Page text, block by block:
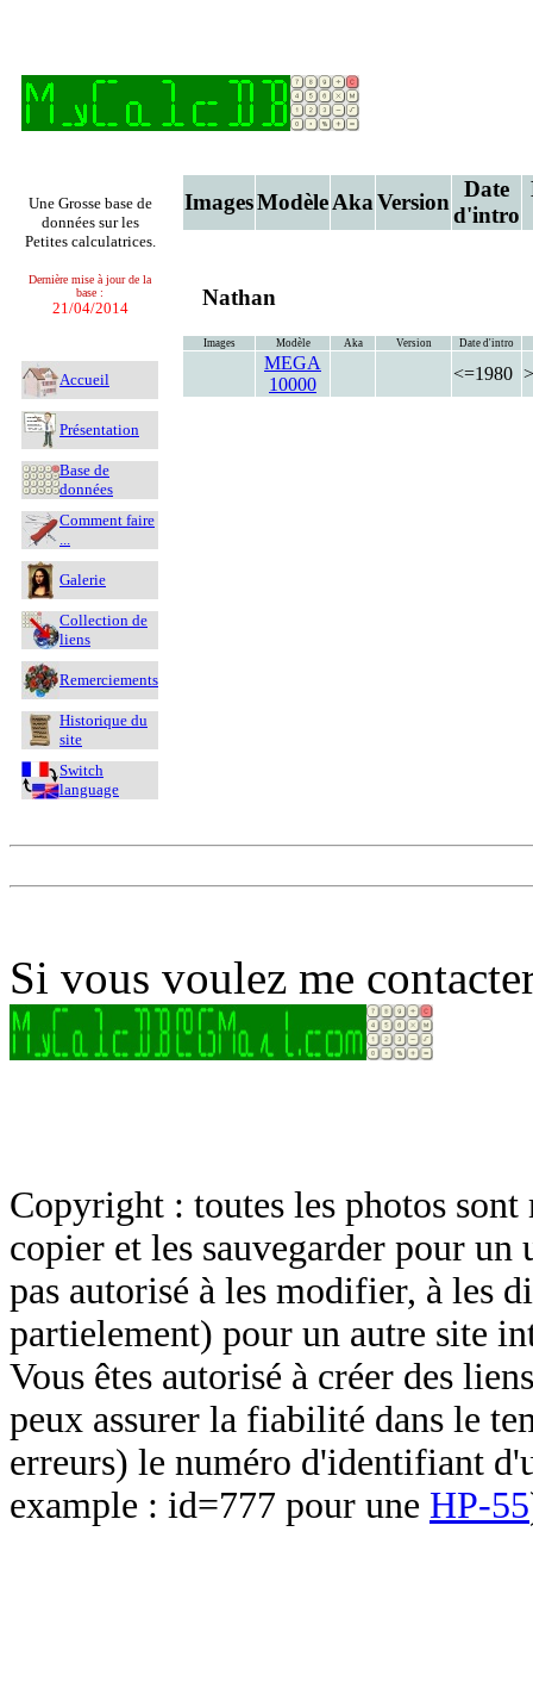
Une Grosse base de
données sur les
Petites calculatrices.
Dernière mise à jour de la
base :
21/04/2014
Accueil
Présentation
Base de
données
Comment faire
...
Galerie
Collection de
liens
Remerciements
Historique du
site
Switch
language
ImagesModèleAkaVersion
Date
d'intro
Nathan
Images Modèle Aka Version Date d'intro
MEGA
10000
<=1980
Si vous voulez me
Copyright : toutes les photos sont
copier et les sauvegarder pour un
pas autorisé à les modifier, à les
partielement) pour un autre site
Vous êtes autorisé à créer des
peux assurer la fiabilité dans le
erreurs) le numéro d'identifiant
example : id=777 pour une HP-55